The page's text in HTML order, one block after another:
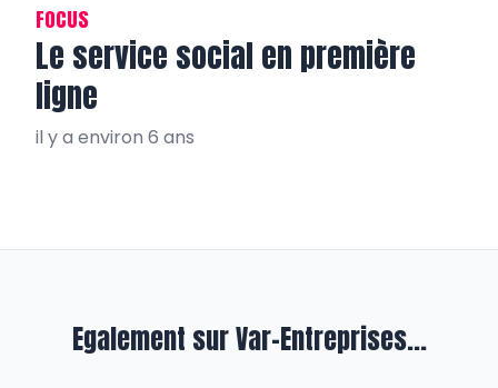
FOCUS
Le service social en première
ligne
il y a environ 6 ans
Egalement sur Var-Entreprises...